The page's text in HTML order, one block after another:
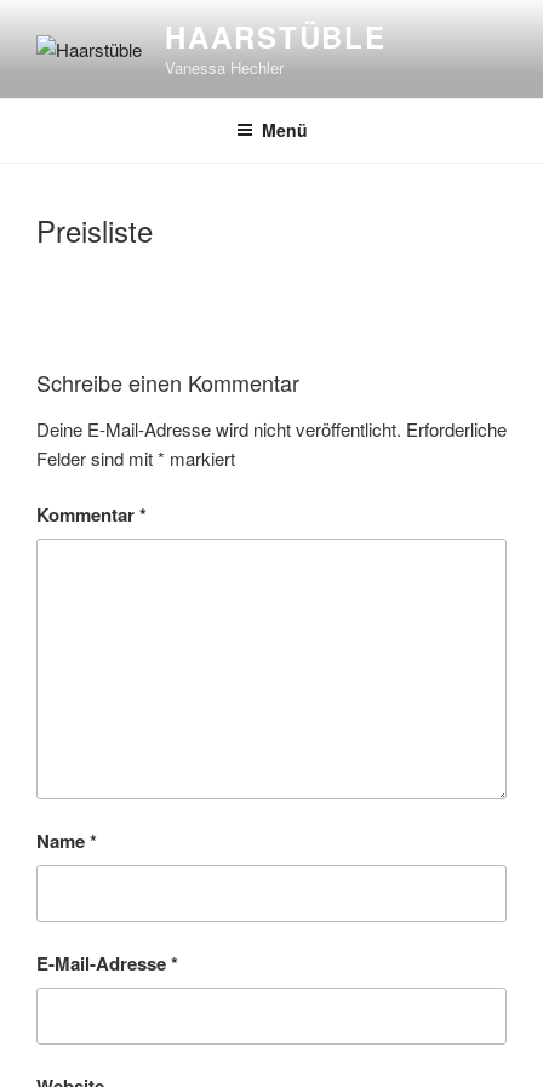
Inhalt
HAARSTÜBLE
Vanessa Hechler
Menü
Preisliste
Schreibe einen Kommentar
Deine E-Mail-Adresse wird nicht veröffentlicht. Erforderliche
Felder sind mit* markiert
Kommentar*
Name*
E-Mail-Adresse*